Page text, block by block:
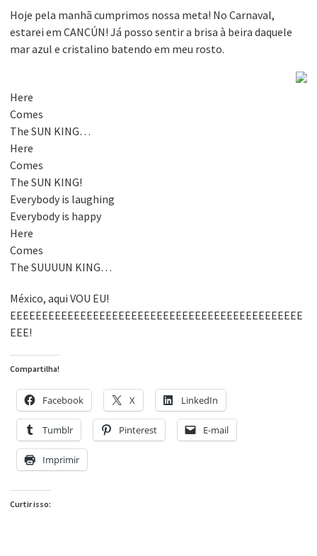
A construção da urbanidade
Hoje pela manhã cumprimos nossa meta! No Carnaval,
estarei em CANCÚN! Já posso sentir a brisa à beira daquele
mar azul e cristalino batendo em meu rosto.
Here
Comes
The SUN KING…
Here
Comes
The SUN KING!
Everybody is laughing
Everybody is happy
Here
Comes
The SUUUUN KING…
México, aqui VOU EU!
EEEEEEEEEEEEEEEEEEEEEEEEEEEEEEEEEEEEEEEEEEEEEE
EEE!
Compartilha!
Facebook X LinkedIn
Tumblr Pinterest E-mail
Imprimir
Curtir isso: